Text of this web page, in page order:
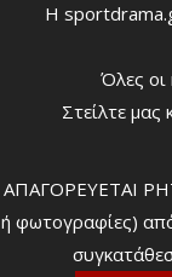
Η
Όλες οι
Στείλτε μας
ΑΠΑΓΟΡΕΥΕΤΑΙ
ή φωτογραφίες)